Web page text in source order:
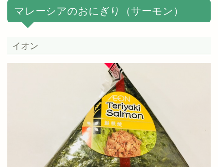
マレーシアのおにぎり（サーモン）
イオン